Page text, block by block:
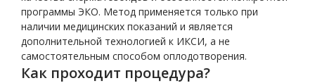
программы ЭКО. Метод применяется только при
наличии медицинских показаний и является
дополнительной технологией к ИКСИ, а не
самостоятельным способом оплодотворения.
Как проходит процедура?